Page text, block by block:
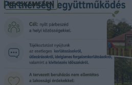
KECSKEMÉTEN